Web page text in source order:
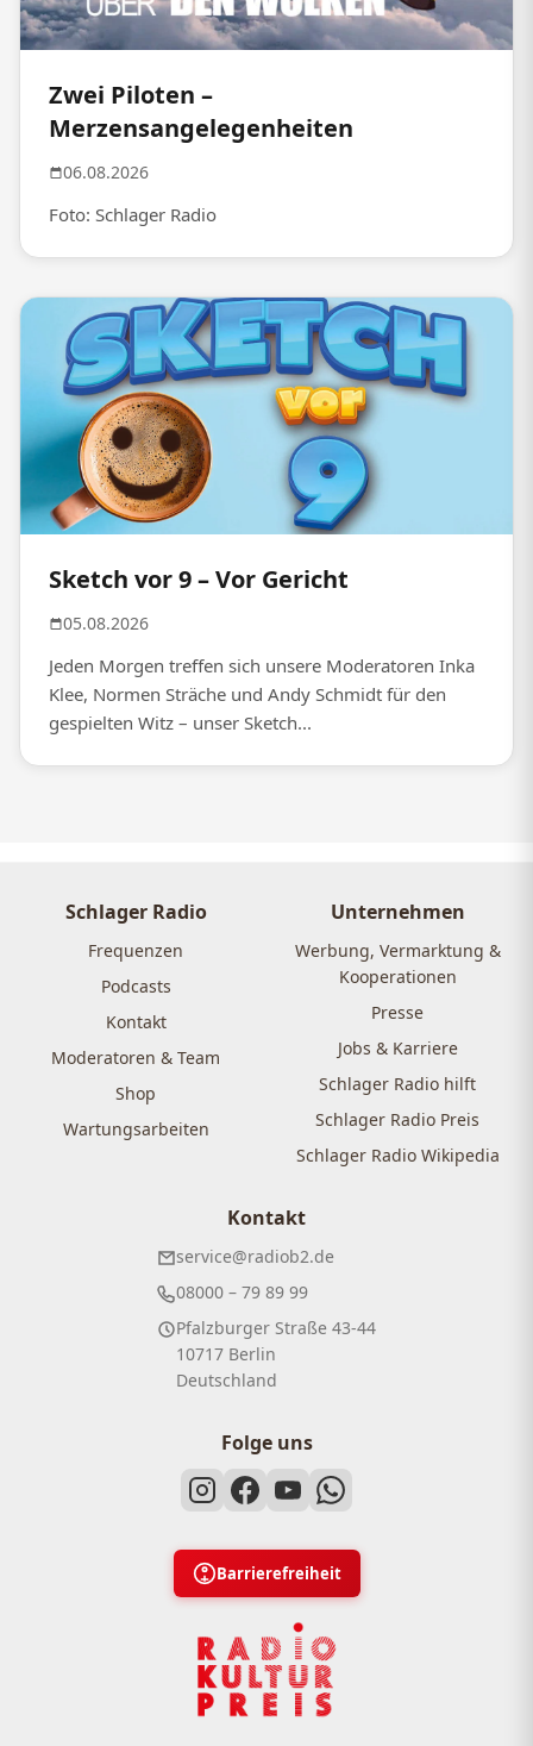
Zwei Piloten –
Merzensangelegenheiten
06.08.2026
Foto: Schlager Radio
Sketch vor 9 – Vor Gericht
05.08.2026
Jeden Morgen treffen sich unsere Moderatoren Inka
Klee, Normen Sträche und Andy Schmidt für den
gespielten Witz – unser Sketch...
Schlager Radio
Frequenzen
Podcasts
Kontakt
Moderatoren & Team
Shop
Wartungsarbeiten
Unternehmen
Werbung, Vermarktung &
Kooperationen
Presse
Jobs & Karriere
Schlager Radio hilft
Schlager Radio Preis
Schlager Radio Wikipedia
Kontakt
service@radiob2.de
08000 – 79 89 99
Pfalzburger Straße 43-44
10717 Berlin
Deutschland
Folge uns
Barrierefreiheit